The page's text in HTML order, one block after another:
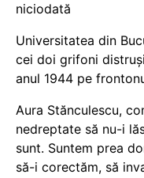
niciodată
Universitatea din
cei doi grifoni
anul 1944 pe
Aura Stănculescu,
nedreptate să nu-i
sunt. Suntem prea
să-i corectăm, să